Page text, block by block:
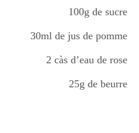
100g de sucre
30ml de jus de pomme
2 càs d’eau de rose
25g de beurre